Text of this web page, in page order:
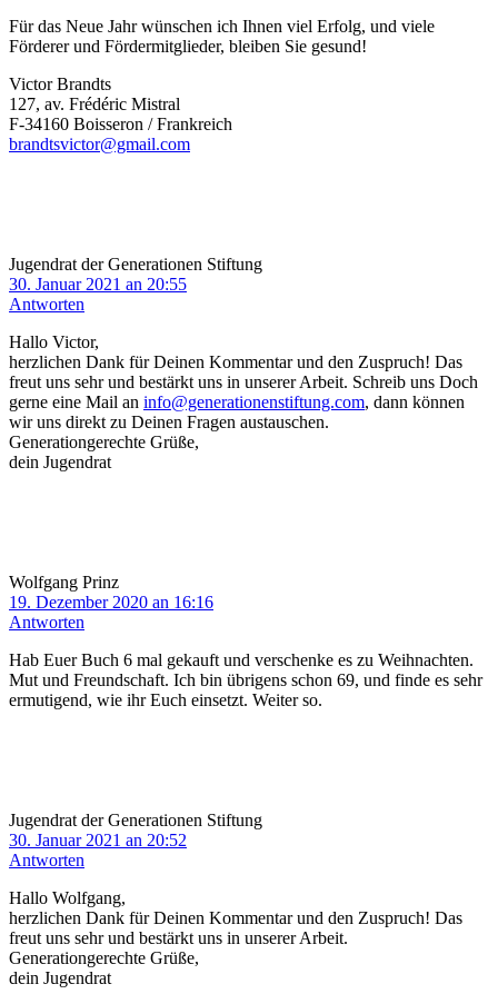
Für das Neue Jahr wünschen ich Ihnen viel Erfolg, und viele
Förderer und Fördermitglieder, bleiben Sie gesund!
Victor Brandts
127, av. Frédéric Mistral
F-34160 Boisseron / Frankreich
brandtsvictor@gmail.com
Jugendrat der Generationen Stiftung
30. Januar 2021 an 20:55
Antworten
Hallo Victor,
herzlichen Dank für Deinen Kommentar und den Zuspruch! Das
freut uns sehr und bestärkt uns in unserer Arbeit. Schreib uns Doch
gerne eine Mail an info@generationenstiftung.com, dann können
wir uns direkt zu Deinen Fragen austauschen.
Generationgerechte Grüße,
dein Jugendrat
Wolfgang Prinz
19. Dezember 2020 an 16:16
Antworten
Hab Euer Buch 6 mal gekauft und verschenke es zu Weihnachten.
Mut und Freundschaft. Ich bin übrigens schon 69, und finde es sehr
ermutigend, wie ihr Euch einsetzt. Weiter so.
Jugendrat der Generationen Stiftung
30. Januar 2021 an 20:52
Antworten
Hallo Wolfgang,
herzlichen Dank für Deinen Kommentar und den Zuspruch! Das
freut uns sehr und bestärkt uns in unserer Arbeit.
Generationgerechte Grüße,
dein Jugendrat